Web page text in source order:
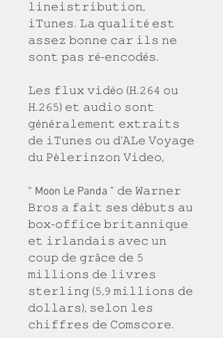
𝚕𝚒𝚗𝚎𝚒𝚜𝚝𝚛𝚒𝚋𝚞𝚝𝚒𝚘𝚗,
𝚒𝚃𝚞𝚗𝚎𝚜. 𝙻𝚊 𝚚𝚞𝚊𝚕𝚒𝚝é 𝚎𝚜𝚝
𝚊𝚜𝚜𝚎𝚣 𝚋𝚘𝚗𝚗𝚎 𝚌𝚊𝚛 𝚒𝚕𝚜 𝚗𝚎
𝚜𝚘𝚗𝚝 𝚙𝚊𝚜 𝚛é-𝚎𝚗𝚌𝚘𝚍é𝚜.
𝙻𝚎𝚜 𝚏𝚕𝚞𝚡 𝚟𝚒𝚍é𝚘 (𝙷.𝟸𝟼𝟺 𝚘𝚞
𝙷.𝟸𝟼𝟻) 𝚎𝚝 𝚊𝚞𝚍𝚒𝚘 𝚜𝚘𝚗𝚝
𝚐é𝚗é𝚛𝚊𝚕𝚎𝚖𝚎𝚗𝚝 𝚎𝚡𝚝𝚛𝚊𝚒𝚝𝚜
𝚍𝚎 𝚒𝚃𝚞𝚗𝚎𝚜 𝚘𝚞 𝚍’𝙰𝙻𝚎 𝚅𝚘𝚢𝚊𝚐𝚎
𝚍𝚞 𝙿è𝚕𝚎𝚛𝚒𝚗𝚣𝚘𝚗 𝚅𝚒𝚍𝚎𝚘,
“ Moon Le Panda ” 𝚍𝚎 𝚆𝚊𝚛𝚗𝚎𝚛
𝙱𝚛𝚘𝚜 𝚊 𝚏𝚊𝚒𝚝 𝚜𝚎𝚜 𝚍é𝚋𝚞𝚝𝚜 𝚊𝚞
𝚋𝚘𝚡-𝚘𝚏𝚏𝚒𝚌𝚎 𝚋𝚛𝚒𝚝𝚊𝚗𝚗𝚒𝚚𝚞𝚎
𝚎𝚝 𝚒𝚛𝚕𝚊𝚗𝚍𝚊𝚒𝚜 𝚊𝚟𝚎𝚌 𝚞𝚗
𝚌𝚘𝚞𝚙 𝚍𝚎 𝚐𝚛â𝚌𝚎 𝚍𝚎 𝟻
𝚖𝚒𝚕𝚕𝚒𝚘𝚗𝚜 𝚍𝚎 𝚕𝚒𝚟𝚛𝚎𝚜
𝚜𝚝𝚎𝚛𝚕𝚒𝚗𝚐 (𝟻,𝟿 𝚖𝚒𝚕𝚕𝚒𝚘𝚗𝚜 𝚍𝚎
𝚍𝚘𝚕𝚕𝚊𝚛𝚜), 𝚜𝚎𝚕𝚘𝚗 𝚕𝚎𝚜
𝚌𝚑𝚒𝚏𝚏𝚛𝚎𝚜 𝚍𝚎 𝙲𝚘𝚖𝚜𝚌𝚘𝚛𝚎.